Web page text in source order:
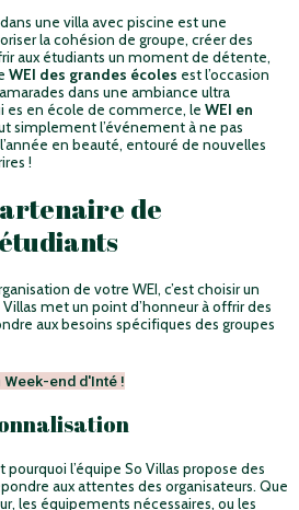
une villa avec piscine est une
la cohésion de groupe, créer des
aux étudiants un moment de détente,
WEI des grandes écoles est l’occasion
dans une ambiance ultra
es en école de commerce, le WEI en
simplement l’événement à ne pas
en beauté, entouré de nouvelles
!
de
de votre WEI, c’est choisir un
met un point d’honneur à offrir des
aux besoins spécifiques des groupes
Week-end d'Inté !
pourquoi l’équipe So Villas propose des
aux attentes des organisateurs. Que
les équipements nécessaires, ou les